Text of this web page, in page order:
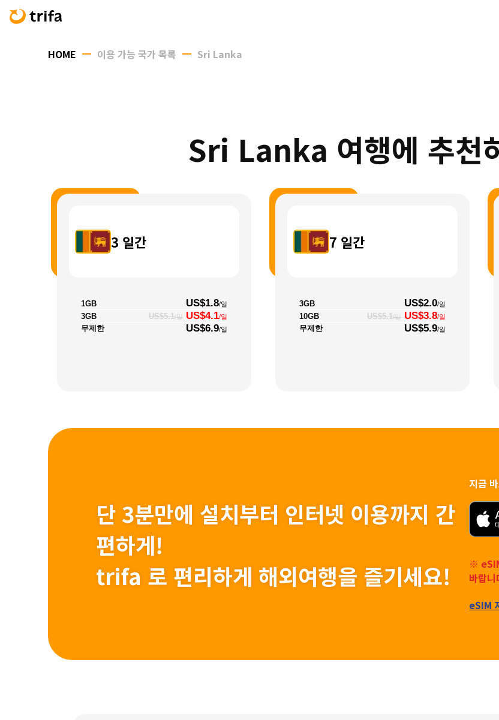
HOME 이용 가능 국가 목록 Sri Lanka
Sri Lanka 여행에 추천
3 일간
1GB US$1.8/일
3GB US$5.1/일 US$4.1/일
무제한 US$6.9/일
7 일간
3GB US$2.0/일
10GB US$5.1/일 US$3.8/일
무제한 US$5.9/일
단 3분만에 설치부터 인터넷 이용까지 간
편하게!
trifa 로 편리하게 해외여행을 즐기세요!
지금
※
바랍
eSIM